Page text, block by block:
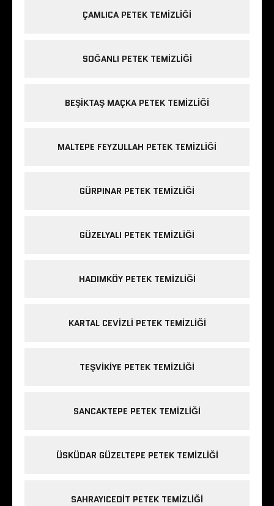
ÇAMLICA PETEK TEMIZLIĞI
SOĞANLI PETEK TEMIZLIĞI
BEŞIKTAŞ MAÇKA PETEK TEMIZLIĞI
MALTEPE FEYZULLAH PETEK TEMIZLIĞI
GÜRPINAR PETEK TEMIZLIĞI
GÜZELYALI PETEK TEMIZLIĞI
HADIMKÖY PETEK TEMIZLIĞI
KARTAL CEVIZLI PETEK TEMIZLIĞI
TEŞVIKIYE PETEK TEMIZLIĞI
SANCAKTEPE PETEK TEMIZLIĞI
ÜSKÜDAR GÜZELTEPE PETEK TEMIZLIĞI
SAHRAYICEDIT PETEK TEMIZLIĞI